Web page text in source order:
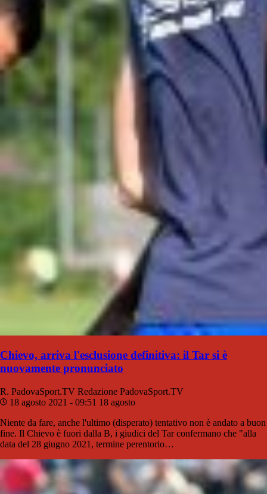
Chievo, arriva l'esclusione definitiva: il Tar si è
nuovamente pronunciato
R. PadovaSport.TV Redazione PadovaSport.TV
18 agosto 2021 - 09:51 18 agosto
Niente da fare, anche l'ultimo (disperato) tentativo non è andato a buon
fine. Il Chievo è fuori dalla B, i giudici del Tar confermano che "alla
data del 28 giugno 2021, termine perentorio…